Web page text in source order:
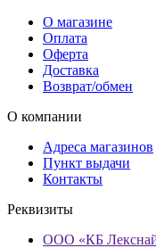
О магазине
Оплата
Оферта
Доставка
Возврат/обмен
О компании
Адреса магазинов
Пункт выдачи
Контакты
Реквизиты
ООО «КБ